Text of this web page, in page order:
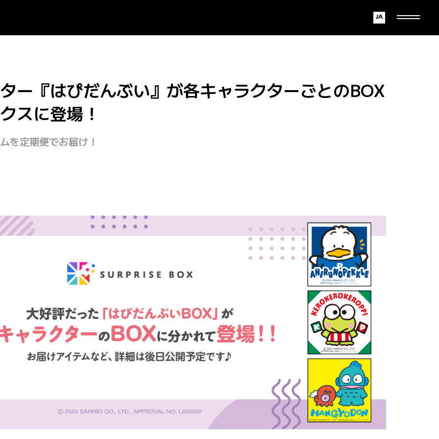
English
Japanese
ー『はぴだんぶい』が各キャラクターごとのBOX
スに登場！
を定期便でお届け！